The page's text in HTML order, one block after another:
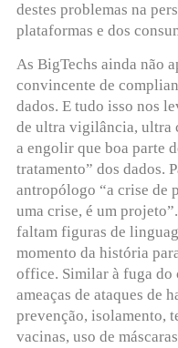
destes problemas na
plataformas e dos
As BigTechs ainda não
convincente de
dados. E tudo isso nos
de ultra vigilância, ultra
a engolir que boa parte
tratamento” dos dados.
antropólogo “a crise de
uma crise, é um
faltam figuras de
momento da história
office. Similar à fuga do
ameaças de ataques de
prevenção, isolamento,
vacinas, uso de